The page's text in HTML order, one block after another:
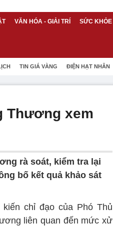
VĂN HÓA - GIẢI TRÍ SỨC KHỎE
TIN GIÁ VÀNG ĐIỆN HẠT NHÂN
Thương xem
rà soát, kiểm tra lại
bố kết quả khảo sát
chỉ đạo của Phó Thủ
liên quan đến mức xử